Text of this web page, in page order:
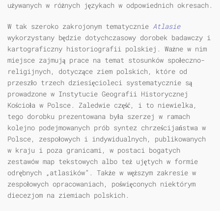
używanych w różnych językach w odpowiednich okresach.
W tak szeroko zakrojonym tematycznie Atlasie
wykorzystany będzie dotychczasowy dorobek badawczy i
kartograficzny historiografii polskiej. Ważne w nim
miejsce zajmują prace na temat stosunków społeczno-
religijnych, dotyczące ziem polskich, które od
przeszło trzech dziesięcioleci systematycznie są
prowadzone w Instytucie Geografii Historycznej
Kościoła w Polsce. Zaledwie część, i to niewielka,
tego dorobku prezentowana była szerzej w ramach
kolejno podejmowanych prób syntez chrześcijaństwa w
Polsce, zespołowych i indywidualnych, publikowanych
w kraju i poza granicami, w postaci bogatych
zestawów map tekstowych albo też ujętych w formie
odrębnych „atlasików”. Także w węższym zakresie w
zespołowych opracowaniach, poświęconych niektórym
diecezjom na ziemiach polskich.